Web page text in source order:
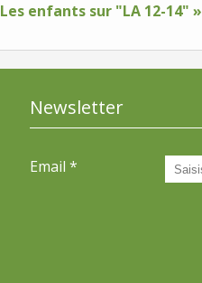
Les enfants sur "LA 12-14" »
Newsletter
Email